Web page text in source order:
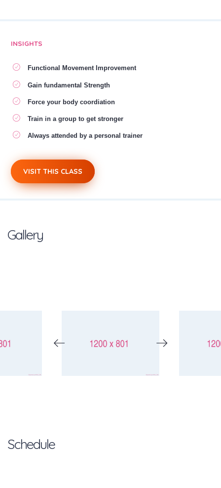
INSIGHTS
Functional Movement Improvement
Gain fundamental Strength
Force your body coordiation
Train in a group to get stronger
Always attended by a personal trainer
VISIT THIS CLASS
Gallery
Schedule